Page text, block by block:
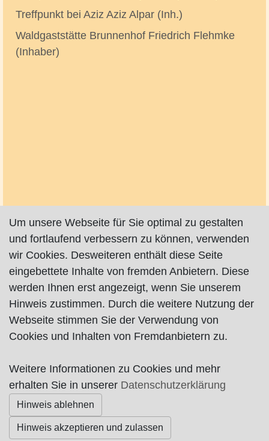
Treffpunkt bei Aziz Aziz Alpar (Inh.)
Waldgaststätte Brunnenhof Friedrich Flehmke
(Inhaber)
Impressum| Datenschutz
© Worpswede24 2015-2026
Um unsere Webseite für Sie optimal zu gestalten
und fortlaufend verbessern zu können, verwenden
wir Cookies. Desweiteren enthält diese Seite
eingebettete Inhalte von fremden Anbietern. Diese
werden Ihnen erst angezeigt, wenn Sie unserem
Hinweis zustimmen. Durch die weitere Nutzung der
Webseite stimmen Sie der Verwendung von
Cookies und Inhalten von Fremdanbietern zu.
Weitere Informationen zu Cookies und mehr
erhalten Sie in unserer Datenschutzerklärung
Hinweis ablehnen
Hinweis akzeptieren und zulassen